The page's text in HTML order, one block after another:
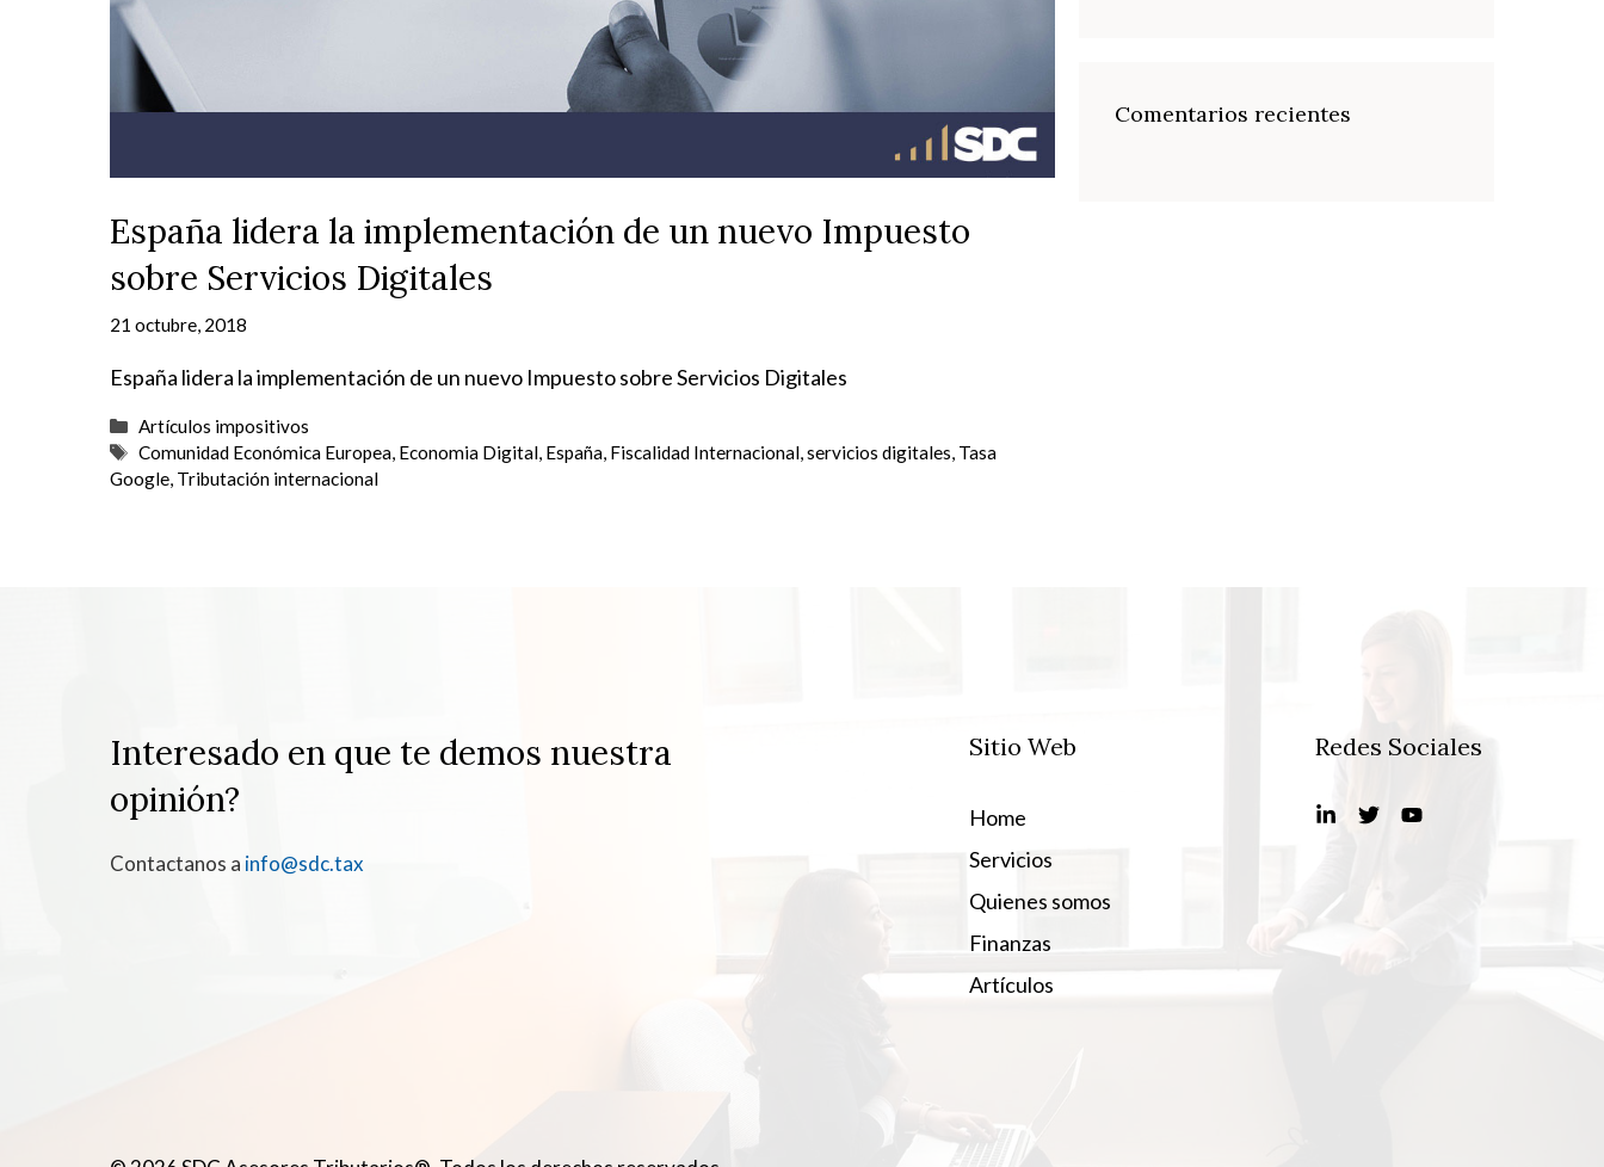
España lidera la implementación de un nuevo Impuesto
sobre Servicios Digitales
21 octubre, 2018
España lidera la implementación de un nuevo Impuesto sobre Servicios Digitales
Categorías
Artículos impositivos
Etiquetas
Comunidad Económica Europea, Economia Digital, España, Fiscalidad Internacional,servicios digitales, Tasa
Google, Tributación internacional
Comentarios recientes
Interesado en que te demos nuestra
opinión?
Contactanos a info@sdc.tax
Sitio Web
Home
Servicios
Quienes somos
Finanzas
Artículos
Redes Sociales